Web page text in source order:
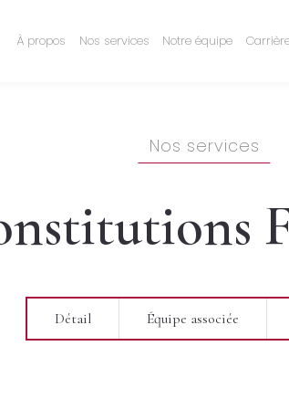
À propos Nos services Notre équipe
Nos services
Détail Équipe associée